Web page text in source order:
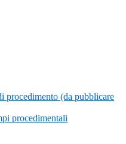
procedimento (da pubblicare
procedimentali